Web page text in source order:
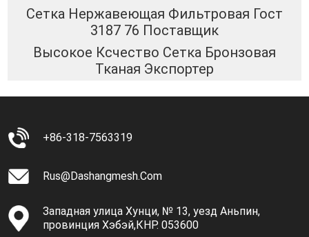
Сетка Нержавеющая Фильтровая Гост
3187 76 Поставщик
Высокое Ксчество Сетка Бронзовая
Тканая Экспортер
+86-318-7563319
Rus@dashangmesh.com
Западная улица Хунци, № 13, уезд Аньпин,
провинция Хэбэй,КНР. 053600